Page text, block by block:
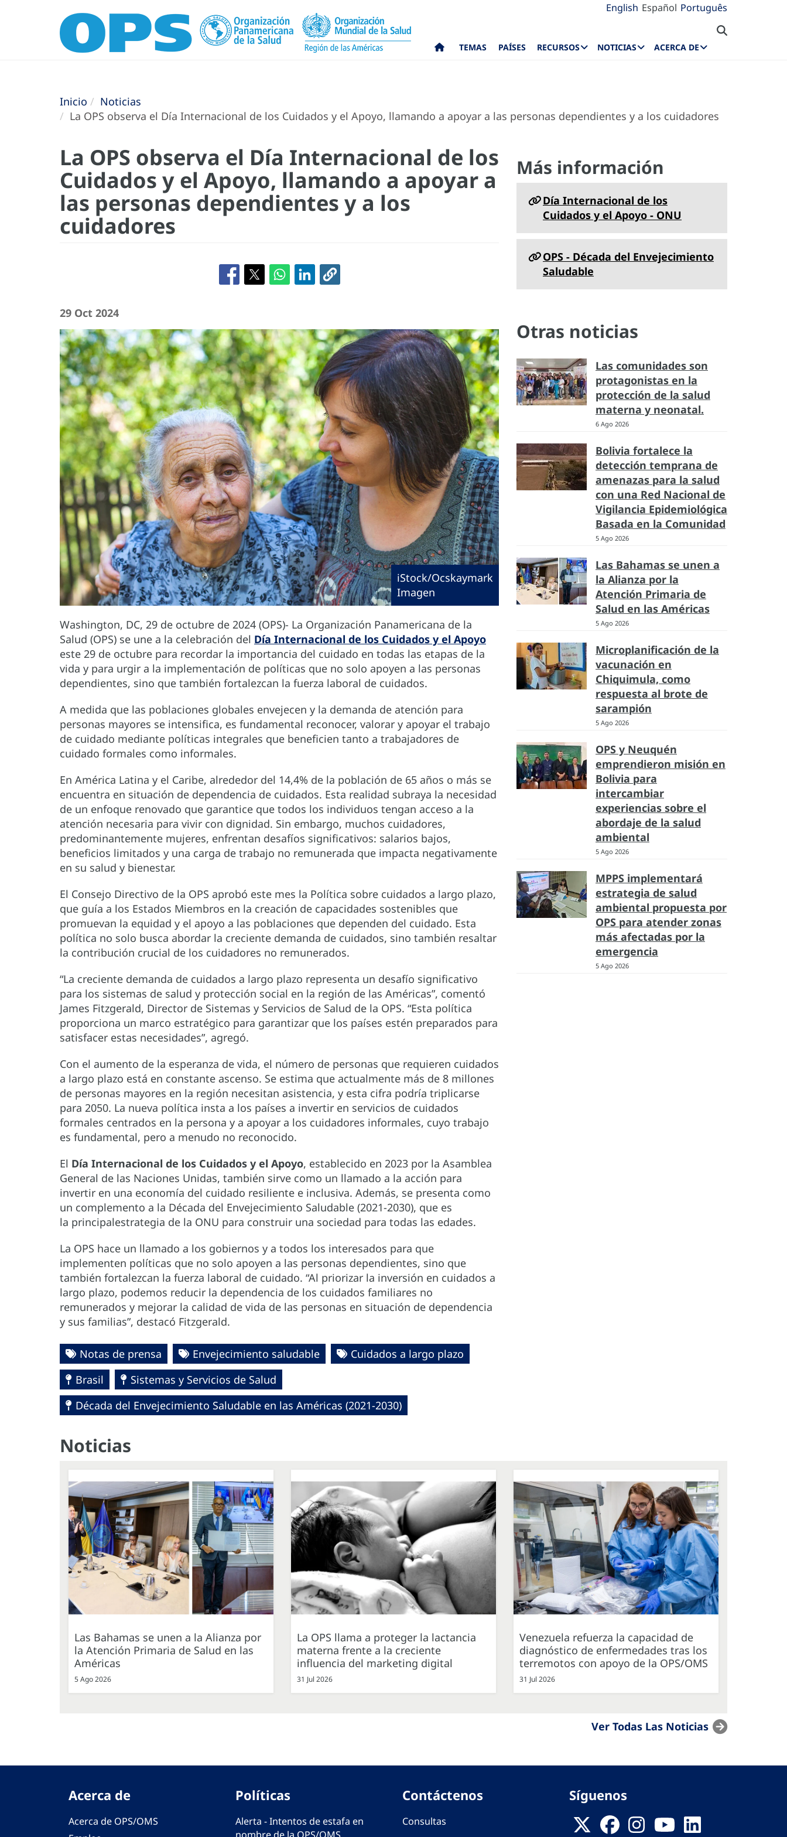
English Español Português
TEMAS PAÍSES RECURSOS NOTICIAS ACERCA DE
Inicio
Noticias
La OPS observa el Día Internacional de los Cuidados y el Apoyo, llamando a apoyar a las personas dependientes y a los cuidadores
La OPS observa el Día Internacional de los
Cuidados y el Apoyo, llamando a apoyar a
las personas dependientes y a los
cuidadores
29 Oct 2024
iStock/Ocskaymark
Imagen
Washington, DC, 29 de octubre de 2024 (OPS)- La Organización Panamericana de la
Salud (OPS) se une a la celebración del Día Internacional de los Cuidados y el Apoyo
este 29 de octubre para recordar la importancia del cuidado en todas las etapas de la
vida y para urgir a la implementación de políticas que no solo apoyen a las personas
dependientes, sino que también fortalezcan la fuerza laboral de cuidados.
A medida que las poblaciones globales envejecen y la demanda de atención para
personas mayores se intensifica, es fundamental reconocer, valorar y apoyar el trabajo
de cuidado mediante políticas integrales que beneficien tanto a trabajadores de
cuidado formales como informales.
En América Latina y el Caribe, alrededor del 14,4% de la población de 65 años o más se
encuentra en situación de dependencia de cuidados. Esta realidad subraya la necesidad
de un enfoque renovado que garantice que todos los individuos tengan acceso a la
atención necesaria para vivir con dignidad. Sin embargo, muchos cuidadores,
predominantemente mujeres, enfrentan desafíos significativos: salarios bajos,
beneficios limitados y una carga de trabajo no remunerada que impacta negativamente
en su salud y bienestar.
El Consejo Directivo de la OPS aprobó este mes la Política sobre cuidados a largo plazo,
que guía a los Estados Miembros en la creación de capacidades sostenibles que
promuevan la equidad y el apoyo a las poblaciones que dependen del cuidado. Esta
política no solo busca abordar la creciente demanda de cuidados, sino también resaltar
la contribución crucial de los cuidadores no remunerados.
“La creciente demanda de cuidados a largo plazo representa un desafío significativo
para los sistemas de salud y protección social en la región de las Américas”, comentó
James Fitzgerald, Director de Sistemas y Servicios de Salud de la OPS. “Esta política
proporciona un marco estratégico para garantizar que los países estén preparados para
satisfacer estas necesidades”, agregó.
Con el aumento de la esperanza de vida, el número de personas que requieren cuidados
a largo plazo está en constante ascenso. Se estima que actualmente más de 8 millones
de personas mayores en la región necesitan asistencia, y esta cifra podría triplicarse
para 2050. La nueva política insta a los países a invertir en servicios de cuidados
formales centrados en la persona y a apoyar a los cuidadores informales, cuyo trabajo
es fundamental, pero a menudo no reconocido.
El Día Internacional de los Cuidados y el Apoyo, establecido en 2023 por la Asamblea
General de las Naciones Unidas, también sirve como un llamado a la acción para
invertir en una economía del cuidado resiliente e inclusiva. Además, se presenta como
un complemento a la Década del Envejecimiento Saludable (2021-2030), que es
la principalestrategia de la ONU para construir una sociedad para todas las edades.
La OPS hace un llamado a los gobiernos y a todos los interesados para que
implementen políticas que no solo apoyen a las personas dependientes, sino que
también fortalezcan la fuerza laboral de cuidado. “Al priorizar la inversión en cuidados a
largo plazo, podemos reducir la dependencia de los cuidados familiares no
remunerados y mejorar la calidad de vida de las personas en situación de dependencia
y sus familias”, destacó Fitzgerald.
Notas de prensa Envejecimiento saludable
Cuidados a largo plazo
Brasil
Sistemas y Servicios de Salud
Década del Envejecimiento Saludable en las Américas (2021-2030)
Más información
Día Internacional de los
Cuidados y el Apoyo - ONU
OPS - Década del Envejecimiento
Saludable
Otras noticias
Las comunidades son
protagonistas en la
protección de la salud
materna y neonatal.
6 Ago 2026
Bolivia fortalece la
detección temprana de
amenazas para la salud
con una Red Nacional de
Vigilancia Epidemiológica
Basada en la Comunidad
5 Ago 2026
Las Bahamas se unen a
la Alianza por la
Atención Primaria de
Salud en las Américas
5 Ago 2026
Microplanificación de la
vacunación en
Chiquimula, como
respuesta al brote de
sarampión
5 Ago 2026
OPS y Neuquén
emprendieron misión en
Bolivia para
intercambiar
experiencias sobre el
abordaje de la salud
ambiental
5 Ago 2026
MPPS implementará
estrategia de salud
ambiental propuesta por
OPS para atender zonas
más afectadas por la
emergencia
5 Ago 2026
Noticias
Las Bahamas se unen a la Alianza por
la Atención Primaria de Salud en las
Américas
5 Ago 2026
La OPS llama a proteger la lactancia
materna frente a la creciente
influencia del marketing digital
31 Jul 2026
Venezuela refuerza la capacidad de
diagnóstico de enfermedades tras los
terremotos con apoyo de la OPS/OMS
31 Jul 2026
Ver Todas Las Noticias
Acerca de
Acerca de OPS/OMS
Políticas
Alerta - Intentos de estafa en
Contáctenos
Consultas
Síguenos